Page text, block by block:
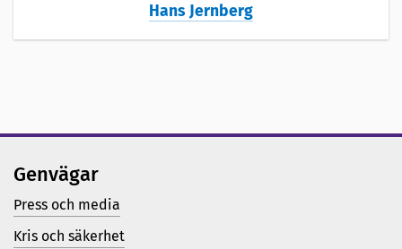
Hans Jernberg
Genvägar
Press och media
Kris och säkerhet